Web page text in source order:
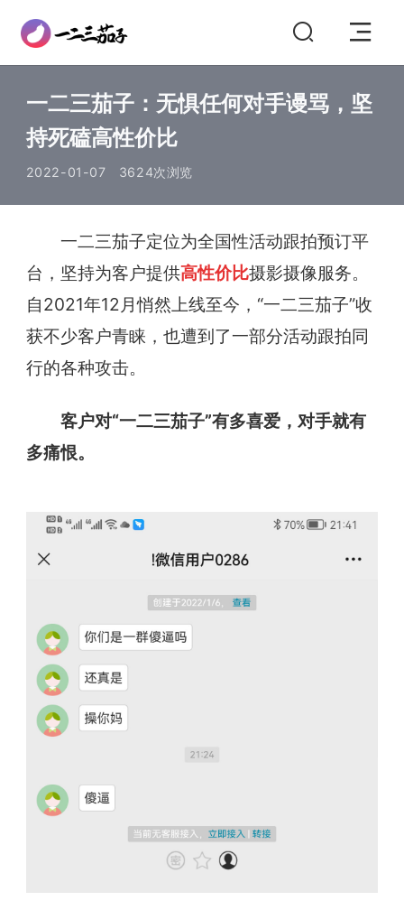
一二三茄子：无惧任何对手谩骂，坚
持死磕高性价比
2022-01-07 3624次浏览
一二三茄子定位为全国性活动跟拍预订平
台，坚持为客户提供高性价比摄影摄像服务。
自2021年12月悄然上线至今，“一二三茄子”收
获不少客户青睐，也遭到了一部分活动跟拍同
行的各种攻击。
客户对“一二三茄子”有多喜爱，对手就有
多痛恨。